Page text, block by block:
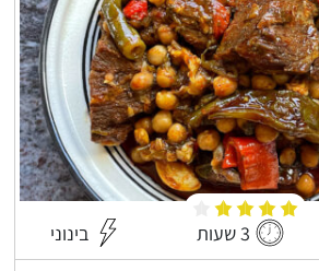
3 שעות בינוני